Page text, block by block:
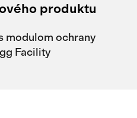
produktu
modulom ochrany
Facility